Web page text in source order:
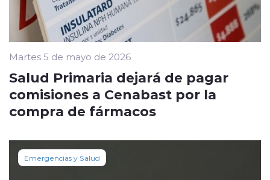
Martes 5 de mayo de 2026
Salud Primaria dejará de pagar
comisiones a Cenabast por la
compra de fármacos
Emergencias y Salud